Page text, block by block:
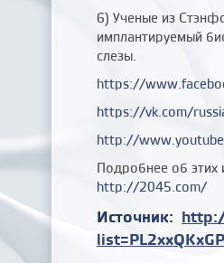
6) Ученые из
имплантируемый
слезы.
https://
https://vk.com/
http://
Подробнее об этих
http://2045.com/
Источник: